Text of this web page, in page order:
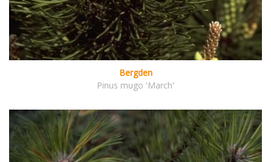
Bergden
Pinus mugo 'March'